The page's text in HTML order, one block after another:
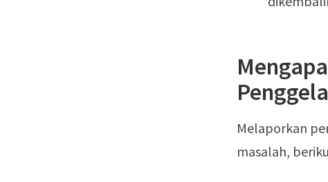
Melaporkan
masalah,